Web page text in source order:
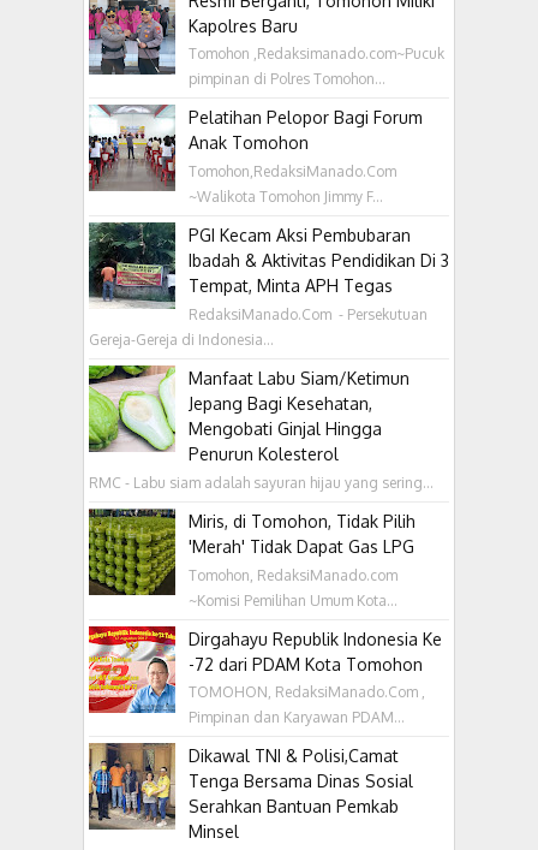
Kapolres Baru
Tomohon ,Redaksimanado.com~Pucuk
pimpinan di Polres Tomohon...
Pelatihan Pelopor Bagi Forum
Anak Tomohon
Tomohon,RedaksiManado.Com
~Walikota Tomohon Jimmy F...
PGI Kecam Aksi Pembubaran
Ibadah & Aktivitas Pendidikan Di 3
Tempat, Minta APH Tegas
RedaksiManado.Com - Persekutuan
Gereja-Gereja di Indonesia...
Manfaat Labu Siam/Ketimun
Jepang Bagi Kesehatan,
Mengobati Ginjal Hingga
Penurun Kolesterol
RMC - Labu siam adalah sayuran hijau yang sering...
Miris, di Tomohon, Tidak Pilih
'Merah' Tidak Dapat Gas LPG
Tomohon, RedaksiManado.com
~Komisi Pemilihan Umum Kota...
Dirgahayu Republik Indonesia Ke
-72 dari PDAM Kota Tomohon
TOMOHON, RedaksiManado.Com ,
Pimpinan dan Karyawan PDAM...
Dikawal TNI & Polisi,Camat
Tenga Bersama Dinas Sosial
Serahkan Bantuan Pemkab
Minsel